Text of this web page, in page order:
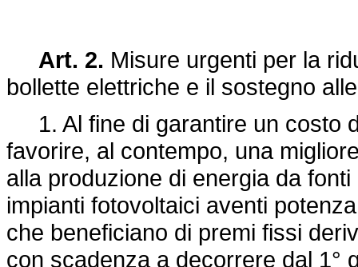
Art. 2. Misure urgenti per la
bollette elettriche e il sostegno
1. Al fine di garantire un costo
favorire, al contempo, una
alla produzione di energia da
impianti fotovoltaici aventi
che beneficiano di premi fissi
con scadenza a decorrere dal 1°